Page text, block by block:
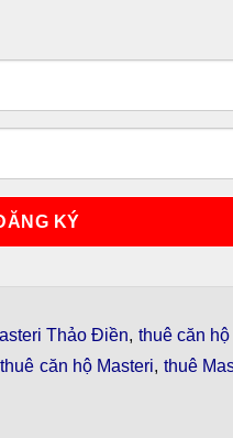
Thảo Điền, thuê căn
thuê căn hộ Masteri, thuê